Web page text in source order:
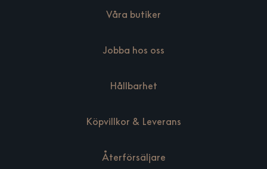
Våra butiker
Jobba hos oss
Hållbarhet
Köpvillkor & Leverans
Återförsäljare